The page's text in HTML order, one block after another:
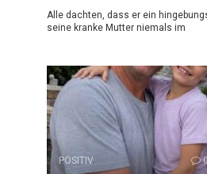
Alle dachten, dass er ein
seine kranke Mutter niemals im
POSITIV